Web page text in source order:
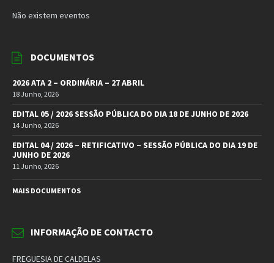
Não existem eventos
DOCUMENTOS
2026 ATA 2 – ORDINÁRIA – 27 ABRIL
18 Junho, 2026
EDITAL 05 / 2026 SESSÃO PÚBLICA DO DIA 18 DE JUNHO DE 2026
14 Junho, 2026
EDITAL 04 / 2026 – RETIFICATIVO – SESSÃO PÚBLICA DO DIA 19 DE
JUNHO DE 2026
11 Junho, 2026
MAIS DOCUMENTOS
INFORMAÇÃO DE CONTACTO
FREGUESIA DE CALDELAS